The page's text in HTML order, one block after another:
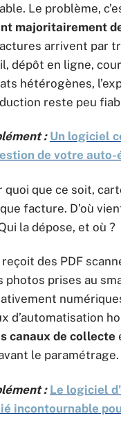
Le problème,
majoritairement
arrivent par
dépôt en ligne,
hétérogènes,
reste peu
: Un logiciel
de votre auto-
quoi que ce soit,
facture. D’où
la dépose, et où ?
des PDF
photos prises au
d’automatisation
canaux de collecte
le paramétrage.
: Le logiciel
incontournable